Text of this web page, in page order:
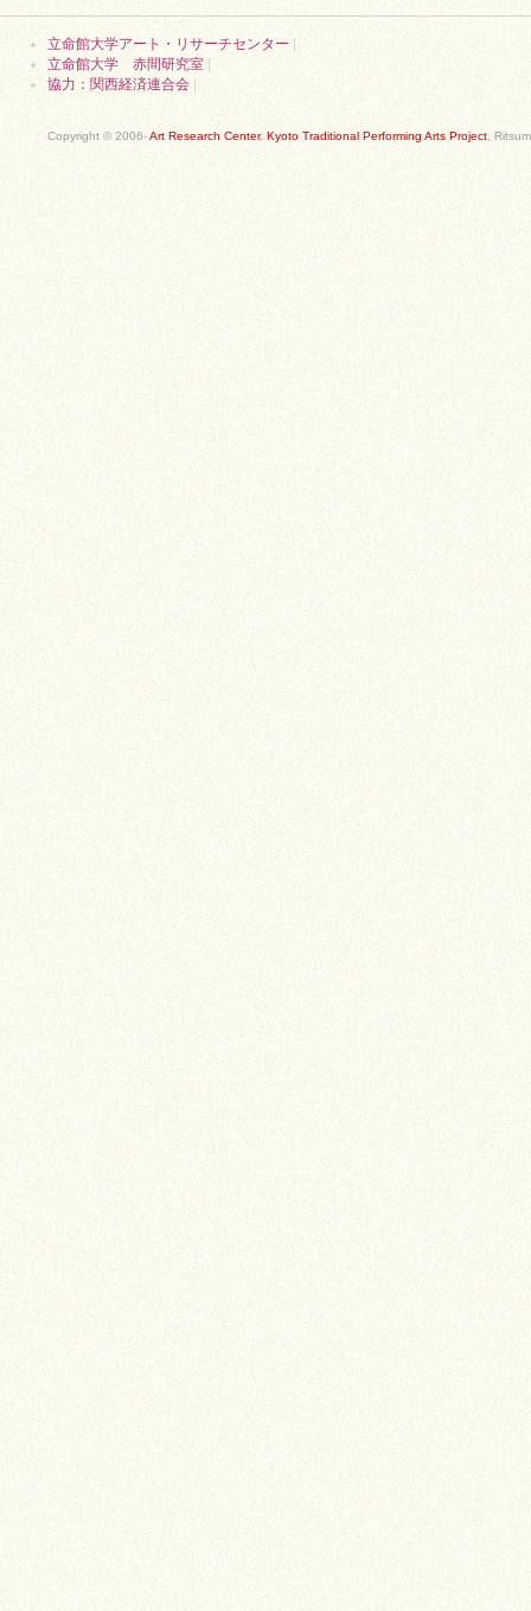
立命館大学アート・リサーチセンター
立命館大学 赤間研究室
協力：関西経済連合会
Copyright © 2006-Art Research Center, Kyoto Traditional Performing Arts Project ,